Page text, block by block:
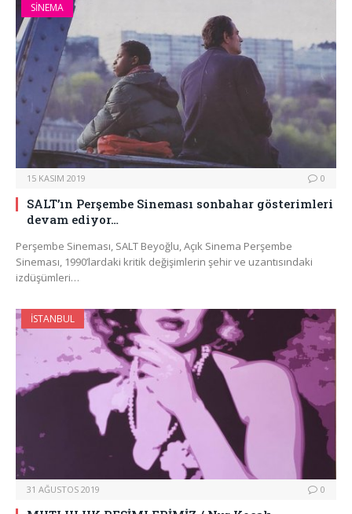
SINEMA
15 KASIM 2019 0
SALT’ın Perşembe Sineması sonbahar gösterimleri
devam ediyor…
Perşembe Sineması, SALT Beyoğlu, Açık Sinema Perşembe
Sineması, 1990’lardaki kritik değişimlerin şehir ve uzantısındaki
izdüşümleri…
İSTANBUL
31 AĞUSTOS 2019 0